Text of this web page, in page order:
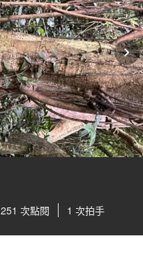
251 次點閱 1 次拍手